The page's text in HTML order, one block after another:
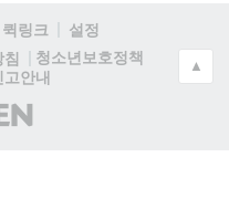
퀵링크
설정
청소년보호정책
안내
▲